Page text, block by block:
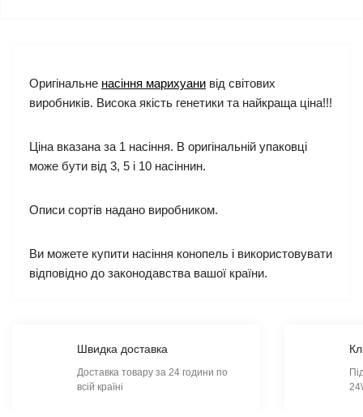
Оригінальне насіння марихуани від світових
виробників. Висока якість генетики та найкраща ціна!!!
Ціна вказана за 1 насіння. В оригінальній упаковці
може бути від 3, 5 і 10 насіннин.
Описи сортів надано виробником.
Ви можете купити насіння конопель і використовувати
відповідно до законодавства вашої країни.
Швидка доставка
Доставка товару за 24 години по
всій країні